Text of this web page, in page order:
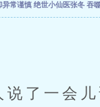
异常谨慎 绝世小仙医张冬 吞
了一会儿